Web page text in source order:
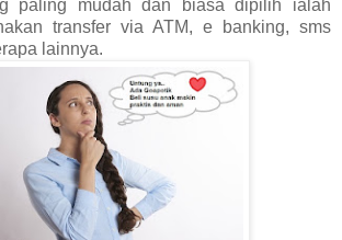
paling mudah dan biasa dipilih ialah
transfer via ATM, e banking, sms
lainnya.